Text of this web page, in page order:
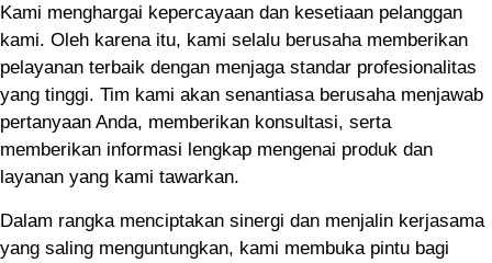
Kami menghargai kepercayaan dan kesetiaan pelanggan
kami. Oleh karena itu, kami selalu berusaha memberikan
pelayanan terbaik dengan menjaga standar profesionalitas
yang tinggi. Tim kami akan senantiasa berusaha menjawab
pertanyaan Anda, memberikan konsultasi, serta
memberikan informasi lengkap mengenai produk dan
layanan yang kami tawarkan.
Dalam rangka menciptakan sinergi dan menjalin kerjasama
yang saling menguntungkan, kami membuka pintu bagi